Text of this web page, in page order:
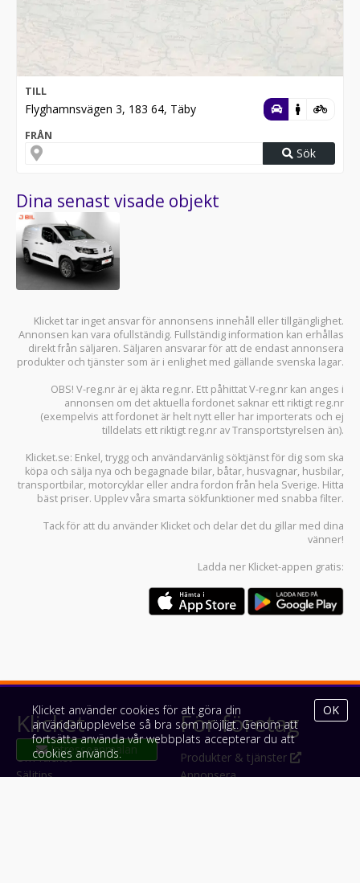
TILL
Flyghamnsvägen 3, 183 64, Täby
FRÅN
Sök
Dina senast visade objekt
Klicket tar inget ansvar för annonsens innehåll eller tillgänglighet.
Annonsen kan vara ofullständig. Fullständig information kan erhållas
direkt från säljaren. Säljaren ansvarar för att de endast annonsera
produkter och tjänster som är i enlighet med gällande svenska lagar.
OBS! V-reg.nr är ej äkta reg.nr. Ett påhittat V-reg.nr kan anges i
annonsen om det aktuella fordonet saknar ett riktigt reg.nr
(exempelvis att fordonet är helt nytt eller har importerats och ej
tilldelats ett riktigt reg.nr av Transportstyrelsen än).
Klicket.se: Enkel, trygg och användarvänlig söktjänst för dig som ska
köpa och sälja nya och begagnade bilar, båtar, husvagnar, husbilar,
transportbilar, motorcyklar eller andra fordon från hela Sverige. Hitta
bäst priser. Upplev våra smarta sökfunktioner med snabba filter.
Tack för att du använder Klicket och delar det du gillar med dina
vänner!
Ladda ner Klicket-appen gratis:
Klicket
Om Klicket
Säljtips
För företag
Produkter & tjänster
Annonsera
Klicket använder cookies för att göra din
användarupplevelse så bra som möjligt. Genom att
fortsätta använda vår webbplats accepterar du att
cookies används.
OK